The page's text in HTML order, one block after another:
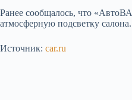
Ранее сообщалось, что
атмосферную подсветку салона.
Источник: car.ru